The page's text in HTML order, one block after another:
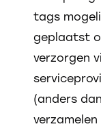
tags
geplaatst
verzorgen
(anders